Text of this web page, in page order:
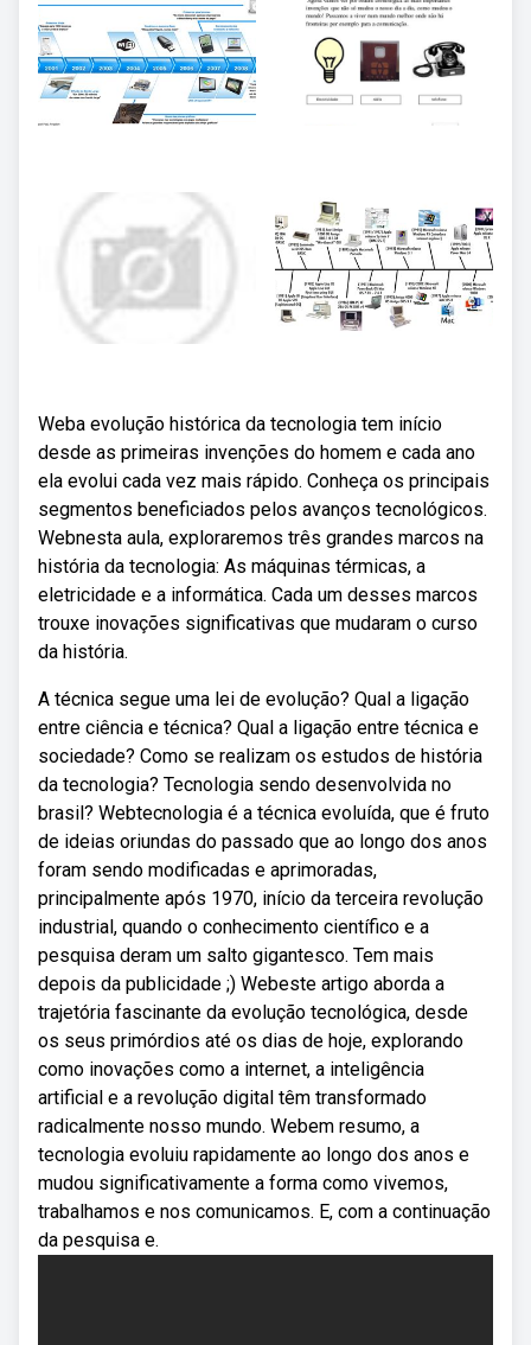
Weba evolução histórica da tecnologia tem início
desde as primeiras invenções do homem e cada ano
ela evolui cada vez mais rápido. Conheça os principais
segmentos beneficiados pelos avanços tecnológicos.
Webnesta aula, exploraremos três grandes marcos na
história da tecnologia: As máquinas térmicas, a
eletricidade e a informática. Cada um desses marcos
trouxe inovações significativas que mudaram o curso
da história.
A técnica segue uma lei de evolução? Qual a ligação
entre ciência e técnica? Qual a ligação entre técnica e
sociedade? Como se realizam os estudos de história
da tecnologia? Tecnologia sendo desenvolvida no
brasil? Webtecnologia é a técnica evoluída, que é fruto
de ideias oriundas do passado que ao longo dos anos
foram sendo modificadas e aprimoradas,
principalmente após 1970, início da terceira revolução
industrial, quando o conhecimento científico e a
pesquisa deram um salto gigantesco. Tem mais
depois da publicidade ;) Webeste artigo aborda a
trajetória fascinante da evolução tecnológica, desde
os seus primórdios até os dias de hoje, explorando
como inovações como a internet, a inteligência
artificial e a revolução digital têm transformado
radicalmente nosso mundo. Webem resumo, a
tecnologia evoluiu rapidamente ao longo dos anos e
mudou significativamente a forma como vivemos,
trabalhamos e nos comunicamos. E, com a continuação
da pesquisa e.